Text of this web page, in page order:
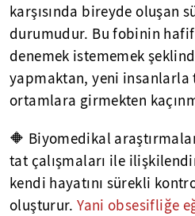
karşısında bireyde oluşan
durumudur. Bu fobinin
denemek istememek
yapmaktan, yeni insanlarla
ortamlara girmekten
🔶 Biyomedikal
tat çalışmaları ile
kendi hayatını sürekli
oluşturur.Yani obsesifliğe